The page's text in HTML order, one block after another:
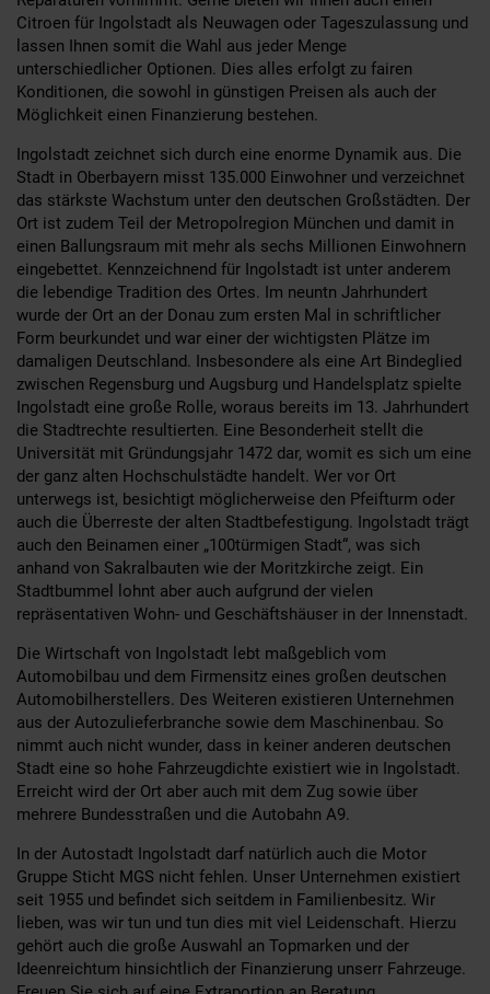
Citroen für Ingolstadt als Neuwagen oder Tageszulassung und
lassen Ihnen somit die Wahl aus jeder Menge
unterschiedlicher Optionen. Dies alles erfolgt zu fairen
Konditionen, die sowohl in günstigen Preisen als auch der
Möglichkeit einen Finanzierung bestehen.
Ingolstadt zeichnet sich durch eine enorme Dynamik aus. Die
Stadt in Oberbayern misst 135.000 Einwohner und verzeichnet
das stärkste Wachstum unter den deutschen Großstädten. Der
Ort ist zudem Teil der Metropolregion München und damit in
einen Ballungsraum mit mehr als sechs Millionen Einwohnern
eingebettet. Kennzeichnend für Ingolstadt ist unter anderem
die lebendige Tradition des Ortes. Im neuntn Jahrhundert
wurde der Ort an der Donau zum ersten Mal in schriftlicher
Form beurkundet und war einer der wichtigsten Plätze im
damaligen Deutschland. Insbesondere als eine Art Bindeglied
zwischen Regensburg und Augsburg und Handelsplatz spielte
Ingolstadt eine große Rolle, woraus bereits im 13. Jahrhundert
die Stadtrechte resultierten. Eine Besonderheit stellt die
Universität mit Gründungsjahr 1472 dar, womit es sich um eine
der ganz alten Hochschulstädte handelt. Wer vor Ort
unterwegs ist, besichtigt möglicherweise den Pfeifturm oder
auch die Überreste der alten Stadtbefestigung. Ingolstadt trägt
auch den Beinamen einer „100türmigen Stadt“, was sich
anhand von Sakralbauten wie der Moritzkirche zeigt. Ein
Stadtbummel lohnt aber auch aufgrund der vielen
repräsentativen Wohn- und Geschäftshäuser in der Innenstadt.
Die Wirtschaft von Ingolstadt lebt maßgeblich vom
Automobilbau und dem Firmensitz eines großen deutschen
Automobilherstellers. Des Weiteren existieren Unternehmen
aus der Autozulieferbranche sowie dem Maschinenbau. So
nimmt auch nicht wunder, dass in keiner anderen deutschen
Stadt eine so hohe Fahrzeugdichte existiert wie in Ingolstadt.
Erreicht wird der Ort aber auch mit dem Zug sowie über
mehrere Bundesstraßen und die Autobahn A9.
In der Autostadt Ingolstadt darf natürlich auch die Motor
Gruppe Sticht MGS nicht fehlen. Unser Unternehmen existiert
seit 1955 und befindet sich seitdem in Familienbesitz. Wir
lieben, was wir tun und tun dies mit viel Leidenschaft. Hierzu
gehört auch die große Auswahl an Topmarken und der
Ideenreichtum hinsichtlich der Finanzierung unserr Fahrzeuge.